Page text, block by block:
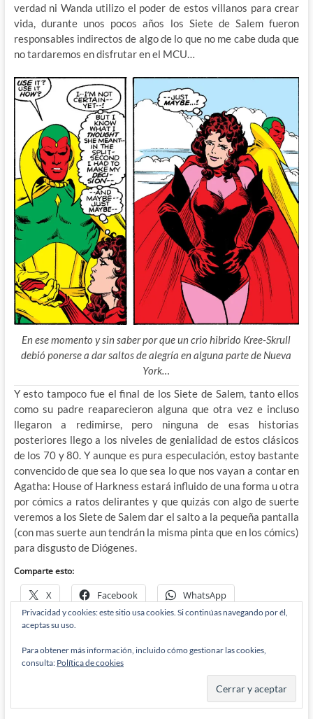
verdad ni Wanda utilizo el poder de estos villanos para crear
vida, durante unos pocos años los Siete de Salem fueron
responsables indirectos de algo de lo que no me cabe duda que
no tardaremos en disfrutar en el MCU…
En ese momento y sin saber por que un crio hibrido Kree-Skrull
debió ponerse a dar saltos de alegría en alguna parte de Nueva
York…
Y esto tampoco fue el final de los Siete de Salem, tanto ellos
como su padre reaparecieron alguna que otra vez e incluso
llegaron a redimirse, pero ninguna de esas historias
posteriores llego a los niveles de genialidad de estos clásicos
de los 70 y 80. Y aunque es pura especulación, estoy bastante
convencido de que sea lo que sea lo que nos vayan a contar en
Agatha: House of Harkness estará influido de una forma u otra
por cómics a ratos delirantes y que quizás con algo de suerte
veremos a los Siete de Salem dar el salto a la pequeña pantalla
(con mas suerte aun tendrán la misma pinta que en los cómics)
para disgusto de Diógenes.
Comparte esto:
X Facebook WhatsApp
Reddit
Más
Privacidad y cookies: este sitio usa cookies. Si continúas navegando por él,
aceptas su uso.
Para obtener más información, incluido cómo gestionar las cookies,
consulta: Política de cookies